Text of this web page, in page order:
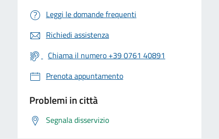
Leggi le domande frequenti
Richiedi assistenza
Chiama il numero +39 0761 40891
Prenota appuntamento
Problemi in città
Segnala disservizio